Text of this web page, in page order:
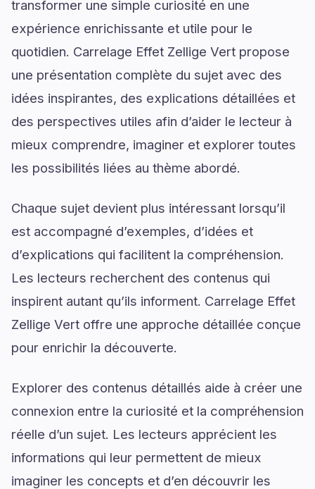
transformer une simple curiosité en une
expérience enrichissante et utile pour le
quotidien. Carrelage Effet Zellige Vert propose
une présentation complète du sujet avec des
idées inspirantes, des explications détaillées et
des perspectives utiles afin d’aider le lecteur à
mieux comprendre, imaginer et explorer toutes
les possibilités liées au thème abordé.
Chaque sujet devient plus intéressant lorsqu’il
est accompagné d’exemples, d’idées et
d’explications qui facilitent la compréhension.
Les lecteurs recherchent des contenus qui
inspirent autant qu’ils informent. Carrelage Effet
Zellige Vert offre une approche détaillée conçue
pour enrichir la découverte.
Explorer des contenus détaillés aide à créer une
connexion entre la curiosité et la compréhension
réelle d’un sujet. Les lecteurs apprécient les
informations qui leur permettent de mieux
imaginer les concepts et d’en découvrir les